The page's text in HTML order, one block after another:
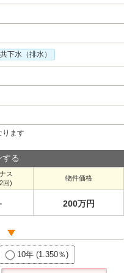
下水（排水）
ります
る
ス
回)
物件価格
200万円
10年 (1.350％)